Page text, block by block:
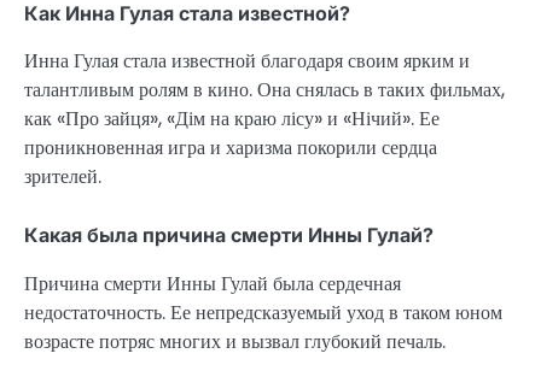
Как Инна Гулая стала известной?
Инна Гулая стала известной благодаря своим ярким и
талантливым ролям в кино. Она снялась в таких фильмах,
как «Про зайця», «Дім на краю лісу» и «Нічий». Ее
проникновенная игра и харизма покорили сердца
зрителей.
Какая была причина смерти Инны Гулай?
Причина смерти Инны Гулай была сердечная
недостаточность. Ее непредсказуемый уход в таком юном
возрасте потряс многих и вызвал глубокий печаль.